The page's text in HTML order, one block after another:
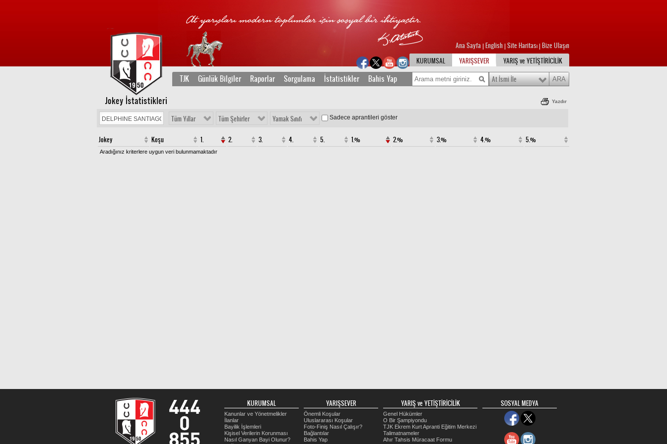
Ana Sayfa English Site Haritası Bize Ulaşın
KURUMSAL
YARIŞSEVER YARIŞ ve YETİŞTİRİCİLİK
TJK Günlük Bilgiler Raporlar Sorgulama İstatistikler Bahis Yap At İsmi İle
Jokey İstatistikleri Yazdır
Tüm Yıllar Tüm Şehirler Yamak Sınıfı Sadece aprantileri göster
Jokey Koşu 1. 2. 3. 4. 5. 1.% 2.% 3.% 4.% 5.%
Aradığınız kriterlere uygun veri bulunmamaktadır
KURUMSAL
Kanunlar ve Yönetmelikler
İlanlar
Bayilik İşlemleri
Kişisel Verilerin Korunması
Nasıl Ganyan Bayi Olunur?
YARIŞSEVER
Önemli Koşular
Uluslararası Koşular
Foto-Finiş Nasıl Çalışır?
Bağlantılar
Bahis Yap
YARIŞ ve YETİŞTİRİCİLİK
Genel Hükümler
O Bir Şampiyondu
TJK Ekrem Kurt Apranti Eğitim Merkezi
Talimatnameler
Ahır Tahsis Müracaat Formu
SOSYAL MEDYA